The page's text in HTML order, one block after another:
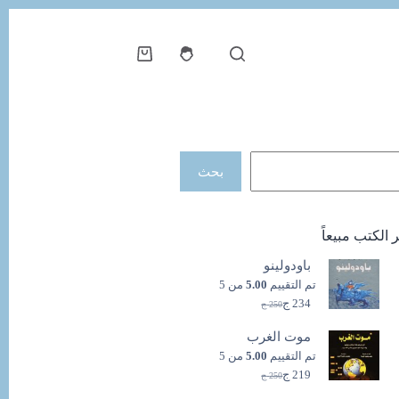
عربة
بحث
الكتب مبيعاً
باودولينو
تم التقييم 5.00 من 5
250 ج
السعر
هو:
250 ج.
234 ج
السعر
هو:
234 ج.
موت الغرب
تم التقييم 5.00 من 5
250 ج
السعر 219 ج
السعر